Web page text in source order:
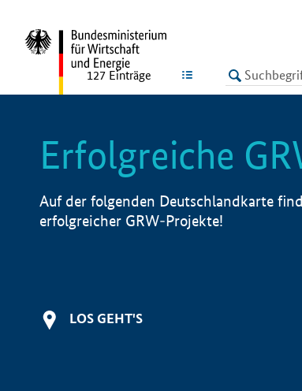
LISTE
127 Einträge
Erfolgreiche
Auf der folgenden Deutschlandkarte
erfolgreicher GRW-Projekte!
LOS GEHT'S